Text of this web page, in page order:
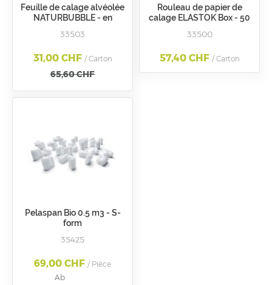
Feuille de calage alvéolée
NATURBUBBLE - en
40xcm
33503
31,00 CHF / Carton
65,60 CHF
Rouleau de papier de
calage ELASTOK Box - 50
En carton distributeur
33500
57,40 CHF / Carton
Pelaspan Bio 0.5 m3 - S-
form
35425
69,00 CHF / Pièce
Ab